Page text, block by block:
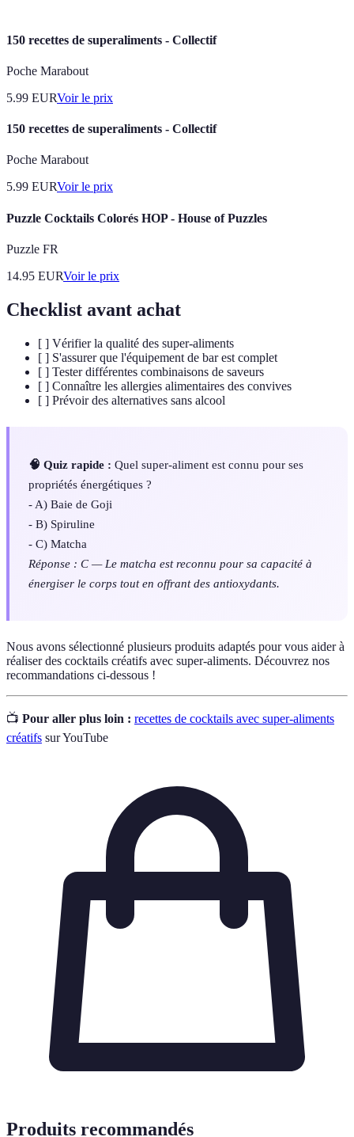
150 recettes de superaliments - Collectif
Poche Marabout
5.99 EURVoir le prix
150 recettes de superaliments - Collectif
Poche Marabout
5.99 EURVoir le prix
Puzzle Cocktails Colorés HOP - House of Puzzles
Puzzle FR
14.95 EURVoir le prix
Checklist avant achat
[ ] Vérifier la qualité des super-aliments
[ ] S'assurer que l'équipement de bar est complet
[ ] Tester différentes combinaisons de saveurs
[ ] Connaître les allergies alimentaires des convives
[ ] Prévoir des alternatives sans alcool
🧠 Quiz rapide : Quel super-aliment est connu pour ses
propriétés énergétiques ?
- A) Baie de Goji
- B) Spiruline
- C) Matcha
Réponse : C — Le matcha est reconnu pour sa capacité à
énergiser le corps tout en offrant des antioxydants.
Nous avons sélectionné plusieurs produits adaptés pour vous aider à
réaliser des cocktails créatifs avec super-aliments. Découvrez nos
recommandations ci-dessous !
📺 Pour aller plus loin : recettes de cocktails avec super-aliments
créatifs sur YouTube
Produits recommandés